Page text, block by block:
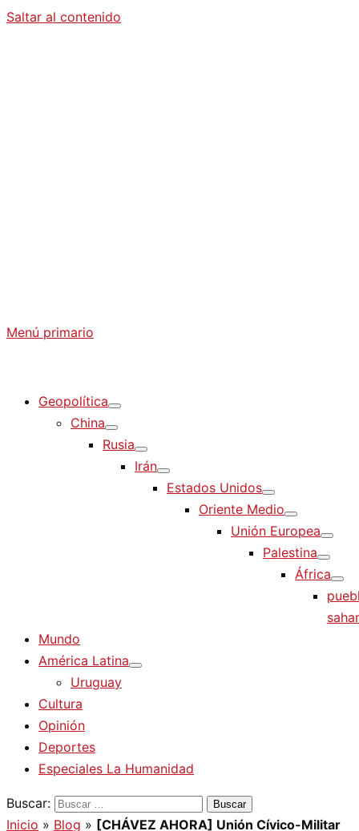
Saltar al contenido
Menú primario
Geopolítica
China
Rusia
Irán
Estados Unidos
Oriente Medio
Unión Europea
Palestina
África
Mundo
América Latina
Uruguay
Cultura
Opinión
Deportes
Especiales La Humanidad
Buscar:
Inicio » Blog » [CHÁVEZ AHORA] Unión Cívico-Militar